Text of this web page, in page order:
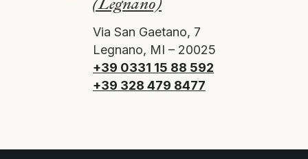
Via San Gaetano, 7
Legnano, MI – 20025
+39 0331 15 88 592
+39 328 479 8477